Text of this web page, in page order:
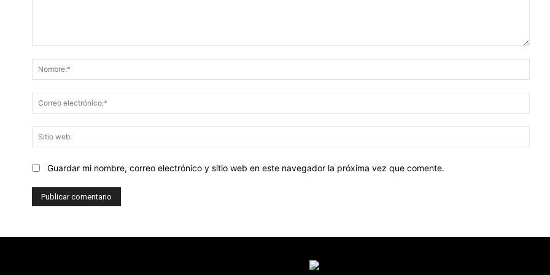
web:
Guardar mi nombre, correo electrónico y sitio web en este navegador la próxima vez que comente.